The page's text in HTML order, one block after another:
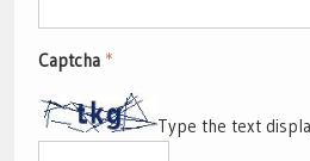
Captcha *
Type the text